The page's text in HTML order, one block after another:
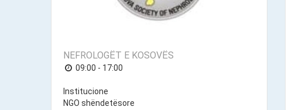
NEFROLOGËT E KOSOVËS
09:00 - 17:00
Institucione
NGO shëndetësore